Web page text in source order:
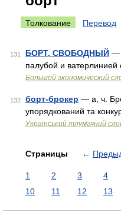
Толкование Перевод
131 БОРТ, СВОБОДНЫЙ —
палубой и ватерлинией
Большой экономический
132 борт-брокер — а, ч.
упорядкований та
Український тлумачний
Страницы ←
1 2 3 4
10
11 12 13